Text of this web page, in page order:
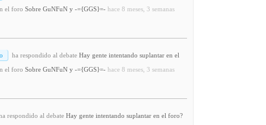
el foro Sobre GuNFuN y -={GGS}=- hace 8 meses, 3 semanas
ha respondido al debate Hay gente intentando suplantar en el
el foro Sobre GuNFuN y -={GGS}=- hace 8 meses, 3 semanas
respondido al debate Hay gente intentando suplantar en el foro?